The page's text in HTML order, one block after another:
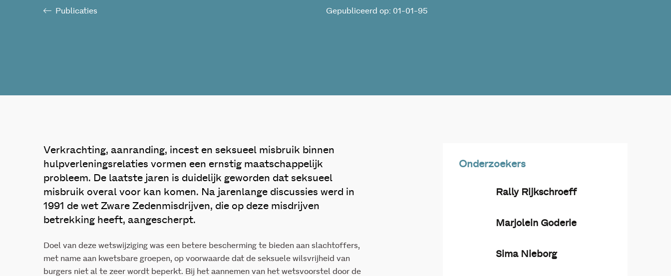
Publicaties Gepubliceerd op: 01-01-95
Verkrachting, aanranding, incest en seksueel misbruik binnen
hulpverleningsrelaties vormen een ernstig maatschappelijk
probleem. De laatste jaren is duidelijk geworden dat seksueel
misbruik overal voor kan komen. Na jarenlange discussies werd in
1991 de wet Zware Zedenmisdrijven, die op deze misdrijven
betrekking heeft, aangescherpt.
Doel van deze wetswijziging was een betere bescherming te bieden aan slachtoffers,
met name aan kwetsbare groepen, op voorwaarde dat de seksuele wilsvrijheid van
burgers niet al te zeer wordt beperkt. Bij het aannemen van het wetsvoorstel door de
Onderzoekers
Rally Rijkschroeff
Marjolein Goderie
Sima Nieborg